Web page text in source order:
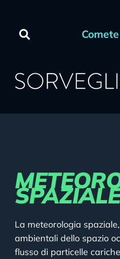
SPAZIALE
La meteorologia
ambientali dello spazio
flusso di particelle